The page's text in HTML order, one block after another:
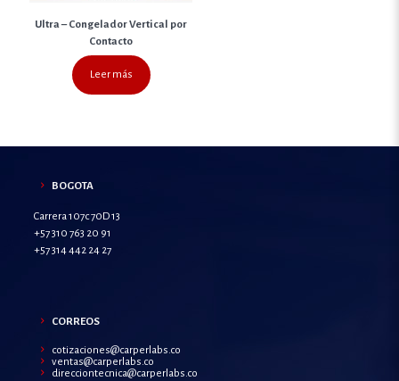
Ultra – Congelador Vertical por
Contacto
Leer más
BOGOTA
Carrera 107c 70D 13
+57 310 763 20 91
+57 314 442 24 27
CORREOS
cotizaciones@carperlabs.co
ventas@carperlabs.co
direcciontecnica@carperlabs.co